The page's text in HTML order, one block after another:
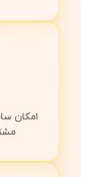
امکان